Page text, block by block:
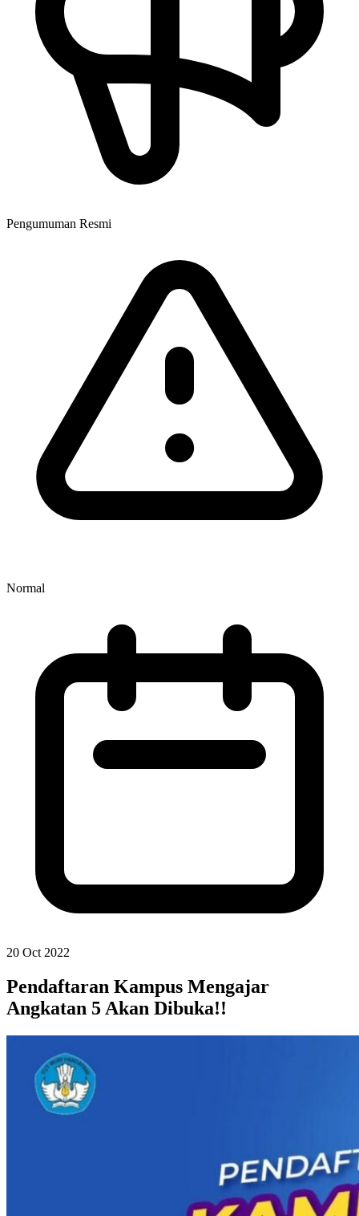
Pengumuman Resmi
Normal
20 Oct 2022
Pendaftaran Kampus Mengajar
Angkatan 5 Akan Dibuka!!